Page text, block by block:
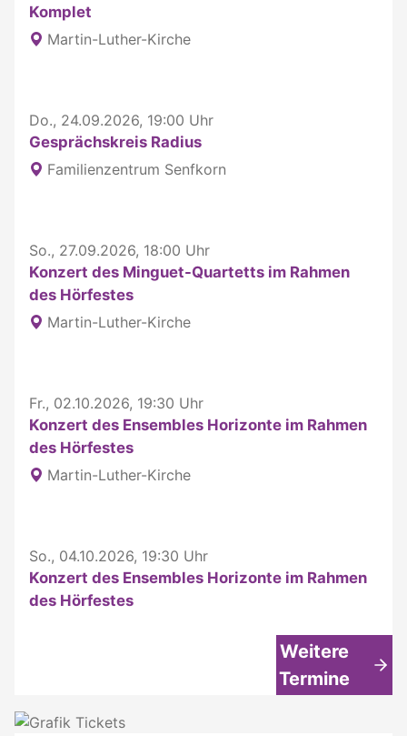
Komplet
Martin-Luther-Kirche
Do., 24.09.2026, 19:00 Uhr
Gesprächskreis Radius
Familienzentrum Senfkorn
So., 27.09.2026, 18:00 Uhr
Konzert des Minguet-Quartetts im Rahmen
des Hörfestes
Martin-Luther-Kirche
Fr., 02.10.2026, 19:30 Uhr
Konzert des Ensembles Horizonte im Rahmen
des Hörfestes
Martin-Luther-Kirche
So., 04.10.2026, 19:30 Uhr
Konzert des Ensembles Horizonte im Rahmen
des Hörfestes
Weitere
Termine